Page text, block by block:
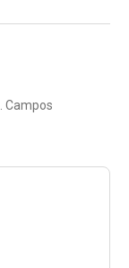
Campos